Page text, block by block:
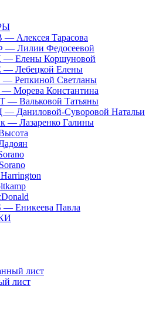
Алексея Тарасова
— Лилии Федосеевой
— Елены Коршуновой
— Лебецкой Елены
Репкиной Светланы
Морева Константина
— Вальковой Татьяны
Даниловой-Суворовой Натальи
— Лазаренко Галины
— Еникеева Павла
лист
лист